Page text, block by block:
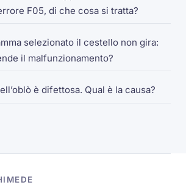
F05, di che cosa si tratta?
selezionato il cestello non gira:
il malfunzionamento?
è difettosa. Qual è la causa?